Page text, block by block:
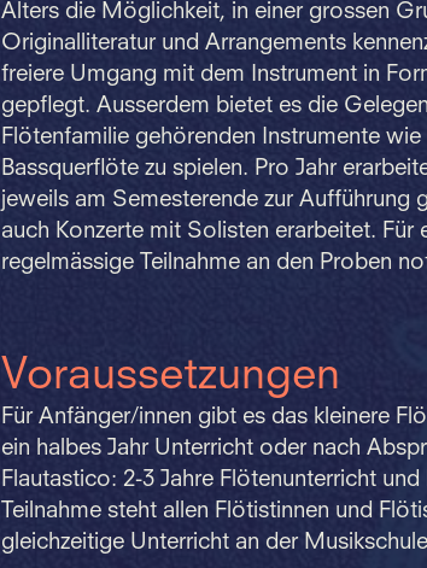
Alters die Möglichkeit, in einer grossen
Originalliteratur und Arrangements
freiere Umgang mit dem Instrument in
gepflegt. Ausserdem bietet es die
Flötenfamilie gehörenden Instrumente
Bassquerflöte zu spielen. Pro Jahr
jeweils am Semesterende zur Aufführung
auch Konzerte mit Solisten erarbeitet.
regelmässige Teilnahme an den Proben
Voraussetzungen
Für Anfänger/innen gibt es das kleinere
ein halbes Jahr Unterricht oder nach
Flautastico: 2-3 Jahre Flötenunterricht
Teilnahme steht allen Flötistinnen und
gleichzeitige Unterricht an der